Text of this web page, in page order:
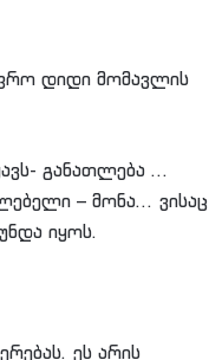
დიდი მომავლის
განათლება …
– მონა… ვისაც
იყოს.
ეს არის